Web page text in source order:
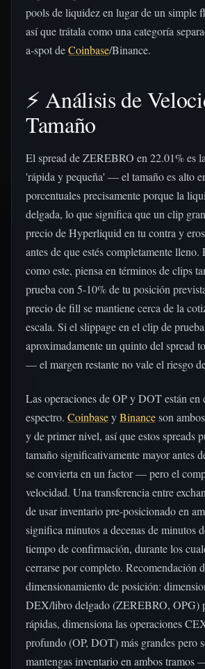
pools de liquidez en lugar de un simple
así que trátala como una categoría
a-spot deCoinbase/Binance.
⚡ Análisis de
Tamaño
El spread de ZEREBRO en 22.01% es
'rápida y pequeña' — el tamaño es alto
porcentuales precisamente porque la
delgada, lo que significa que un clip
precio de Hyperliquid en tu contra y
antes de que estés completamente lleno.
como este, piensa en términos de clips
prueba con 5-10% de tu posición
precio de fill se mantiene cerca de la
escala. Si el slippage en el clip de
aproximadamente un quinto del spread
— el margen restante no vale el riesgo
Las operaciones de OP y DOT están en
espectro. CoinbaseyBinanceson
y de primer nivel, así que estos spreads
tamaño significativamente mayor antes
se convierta en un factor — pero el
velocidad. Una transferencia entre
de usar inventario pre-posicionado en
significa minutos a decenas de minutos
tiempo de confirmación, durante los
cerrarse por completo. Recomendación
dimensionamiento de posición:
DEX/libro delgado (ZEREBRO, OPG)
rápidas, dimensiona las operaciones
profundo (OP, DOT) más grandes pero
mantengas inventario en ambos tramos